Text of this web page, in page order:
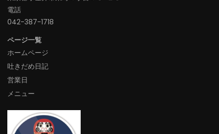
電話
042-387-1718‬
ページ一覧
ホームページ
吐きだめ日記
営業日
メニュー